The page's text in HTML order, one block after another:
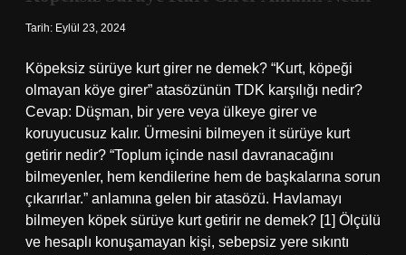
Tarih: Eylül 23, 2024
Köpeksiz sürüye kurt girer ne demek? “Kurt, köpeği
olmayan köye girer” atasözünün TDK karşılığı nedir?
Cevap: Düşman, bir yere veya ülkeye girer ve
koruyucusuz kalır. Ürmesini bilmeyen it sürüye kurt
getirir nedir? “Toplum içinde nasıl davranacağını
bilmeyenler, hem kendilerine hem de başkalarına sorun
çıkarırlar.” anlamına gelen bir atasözü. Havlamayı
bilmeyen köpek sürüye kurt getirir ne demek? [1] Ölçülü
ve hesaplı konuşamayan kişi, sebepsiz yere sıkıntı